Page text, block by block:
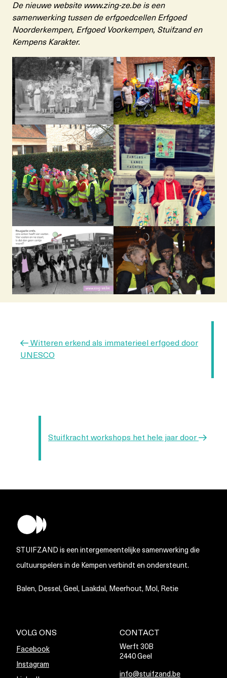
De nieuwe website www.zing-ze.be is een
samenwerking tussen de erfgoedcellen Erfgoed
Noorderkempen, Erfgoed Voorkempen, Stuifzand en
Kempens Karakter.
Vorig
bericht
Witteren erkend als immaterieel erfgoed door
UNESCO
Volgend
Stuifkracht workshops het hele jaar door
STUIFZAND is een intergemeentelijke samenwerking die
cultuurspelers in de Kempen verbindt en ondersteunt.
Balen, Dessel, Geel, Laakdal, Meerhout, Mol, Retie
VOLG ONS
Facebook
Instagram
CONTACT
Werft 30B
2440 Geel
info@stuifzand.be